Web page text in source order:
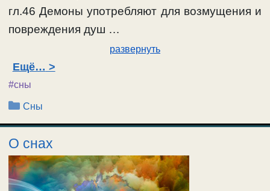
гл.46 Демоны употребляют для возмущения и
повреждения душ …
развернуть
Ещё…
#сны
Рубрики
Сны
О снах